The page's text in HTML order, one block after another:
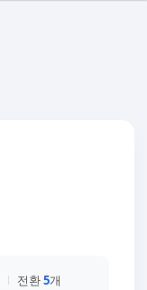
전환5개